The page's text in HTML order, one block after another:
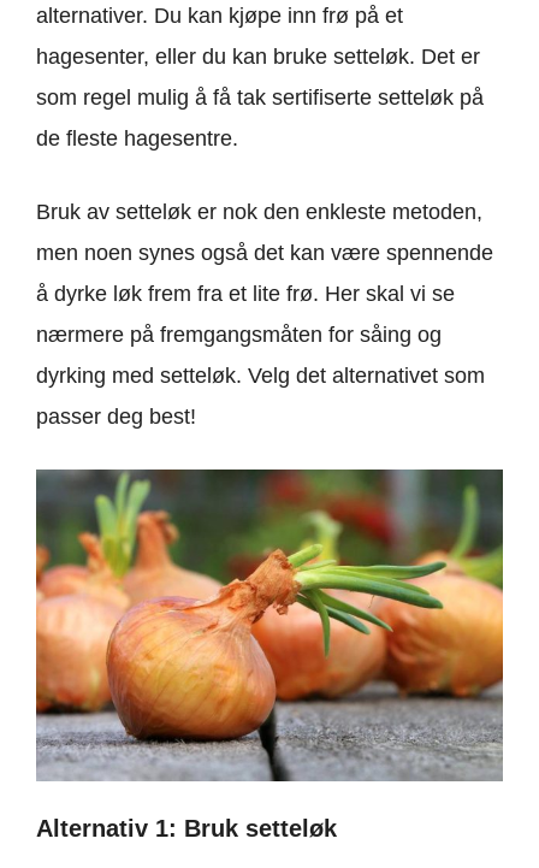
alternativer. Du kan kjøpe inn frø på et
hagesenter, eller du kan bruke setteløk. Det er
som regel mulig å få tak sertifiserte setteløk på
de fleste hagesentre.
Bruk av setteløk er nok den enkleste metoden,
men noen synes også det kan være spennende
å dyrke løk frem fra et lite frø. Her skal vi se
nærmere på fremgangsmåten for såing og
dyrking med setteløk. Velg det alternativet som
passer deg best!
Alternativ 1: Bruk setteløk